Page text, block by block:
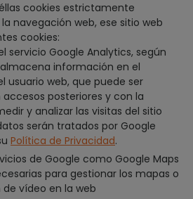
cookies estrictamente
navegación web, ese sitio web
cookies:
servicio Google Analytics, según
información en el
usuario web, que puede ser
posteriores y con la
y analizar las visitas del sitio
serán tratados por Google
Política de Privacidad.
de Google como Google Maps
para gestionar los mapas o
vídeo en la web